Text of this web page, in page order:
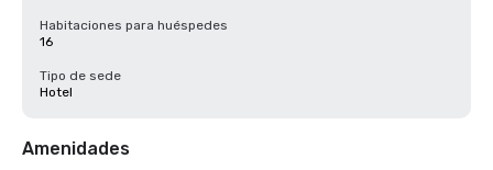
Habitaciones para huéspedes
16
Tipo de sede
Hotel
Amenidades